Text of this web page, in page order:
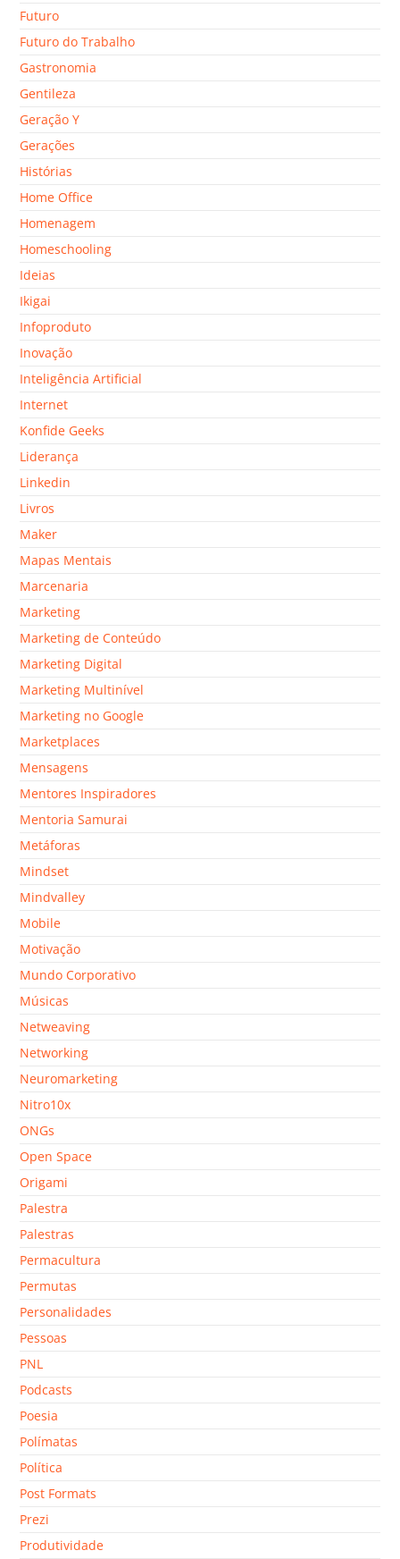
Futuro
Futuro do Trabalho
Gastronomia
Gentileza
Geração Y
Gerações
Histórias
Home Office
Homenagem
Homeschooling
Ideias
Ikigai
Infoproduto
Inovação
Inteligência Artificial
Internet
Konfide Geeks
Liderança
Linkedin
Livros
Maker
Mapas Mentais
Marcenaria
Marketing
Marketing de Conteúdo
Marketing Digital
Marketing Multinível
Marketing no Google
Marketplaces
Mensagens
Mentores Inspiradores
Mentoria Samurai
Metáforas
Mindset
Mindvalley
Mobile
Motivação
Mundo Corporativo
Músicas
Netweaving
Networking
Neuromarketing
Nitro10x
ONGs
Open Space
Origami
Palestra
Palestras
Permacultura
Permutas
Personalidades
Pessoas
PNL
Podcasts
Poesia
Polímatas
Política
Post Formats
Prezi
Produtividade